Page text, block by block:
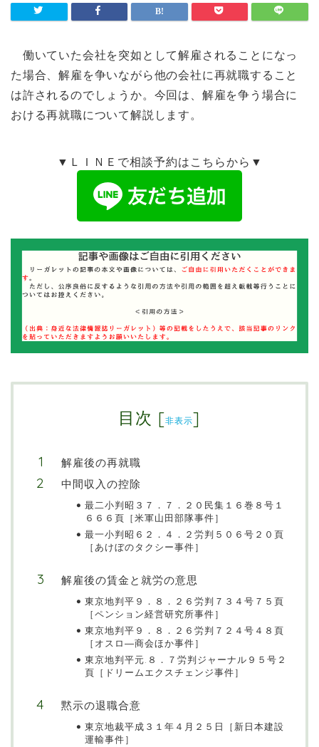
働いていた会社を突如として解雇されることになっ
た場合、解雇を争いながら他の会社に再就職すること
は許されるのでしょうか。今回は、解雇を争う場合に
おける再就職について解説します。
▼ＬＩＮＥで相談予約はこちらから▼
目次 [非表示]
解雇後の再就職
中間収入の控除
最二小判昭３７．７．２０民集１６巻８号１
６６６頁［米軍山田部隊事件］
最一小判昭６２．４．２労判５０６号２０頁
［あけぼのタクシー事件］
解雇後の賃金と就労の意思
東京地判平９．８．２６労判７３４号７５頁
［ペンション経営研究所事件］
東京地判平９．８．２６労判７２４号４８頁
［オスロ―商会ほか事件］
東京地判平元.８．７労判ジャーナル９５号２
頁［ドリームエクスチェンジ事件］
黙示の退職合意
東京地裁平成３１年４月２５日［新日本建設
運輸事件］